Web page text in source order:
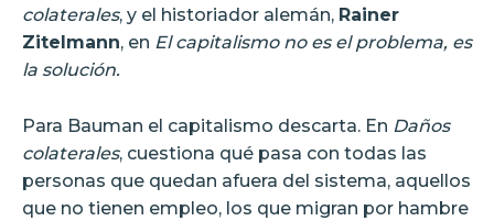
colaterales, y el historiador alemán, Rainer
Zitelmann, en El capitalismo no es el problema, es
la solución.
Para Bauman el capitalismo descarta. En Daños
colaterales, cuestiona qué pasa con todas las
personas que quedan afuera del sistema, aquellos
que no tienen empleo, los que migran por hambre